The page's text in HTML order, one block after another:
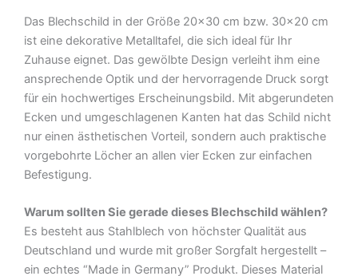
Metall
Deko
Blechschild
Menge
Das Blechschild in der Größe 20×30 cm bzw. 30×20 cm
ist eine dekorative Metalltafel, die sich ideal für Ihr
Zuhause eignet. Das gewölbte Design verleiht ihm eine
ansprechende Optik und der hervorragende Druck sorgt
für ein hochwertiges Erscheinungsbild. Mit abgerundeten
Ecken und umgeschlagenen Kanten hat das Schild nicht
nur einen ästhetischen Vorteil, sondern auch praktische
vorgebohrte Löcher an allen vier Ecken zur einfachen
Befestigung.
Warum sollten Sie gerade dieses Blechschild wählen?
Es besteht aus Stahlblech von höchster Qualität aus
Deutschland und wurde mit großer Sorgfalt hergestellt –
ein echtes “Made in Germany” Produkt. Dieses Material